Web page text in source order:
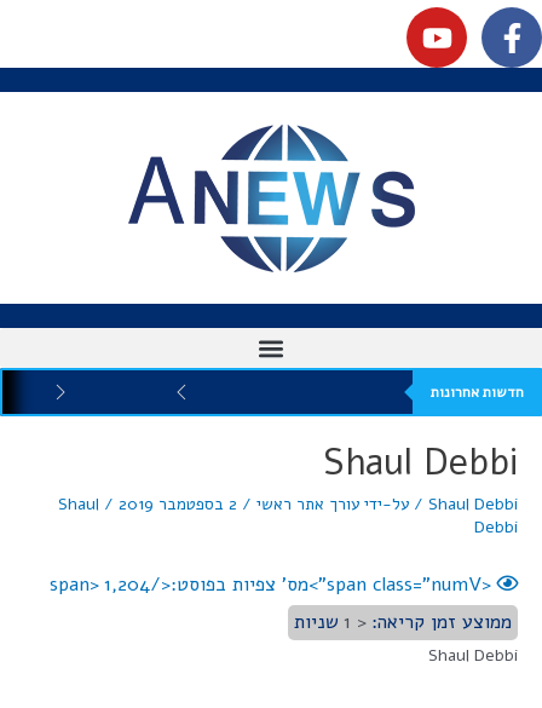
חדשות אחרונות
Shaul Debbi
Shaul Debbi / על-ידי עורך אתר ראשי / 2 בספטמבר 2019 /
Shaul
Debbi
<span class="numV">מס' צפיות בפוסט:</span>
1,204
ממוצע זמן קריאה: < 1 שניות
Shaul Debbi